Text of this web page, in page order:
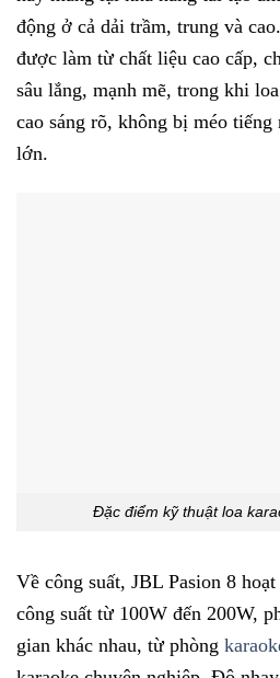
động ở cả dải trầm, trung và
được làm từ chất liệu cao cấp,
sâu lắng, mạnh mẽ, trong khi
cao sáng rõ, không bị méo
lớn.
Đặc điểm kỹ thuật loa
Về công suất, JBL Pasion 8
công suất từ 100W đến 200W,
gian khác nhau, từ phòng